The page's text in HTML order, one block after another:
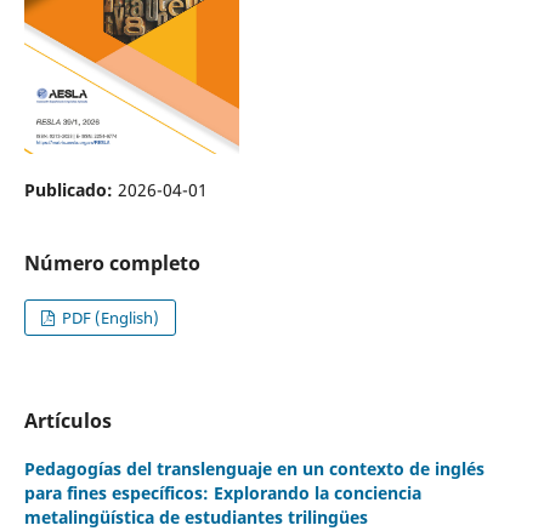
Publicado: 2026-04-01
Número completo
PDF (English)
Artículos
Pedagogías del translenguaje en un contexto de inglés
para fines específicos: Explorando la conciencia
metalingüística de estudiantes trilingües